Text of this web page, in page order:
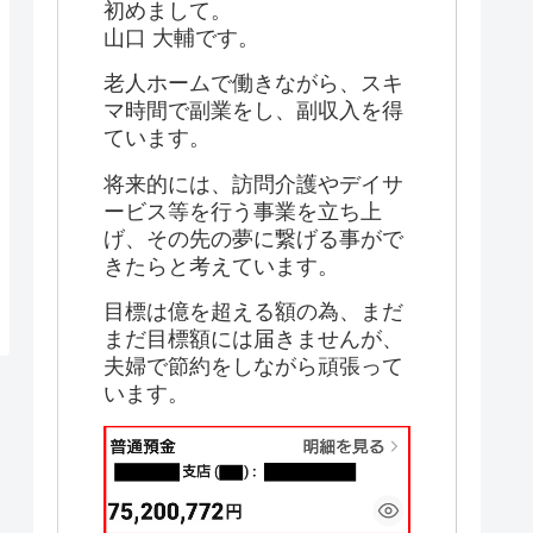
初めまして。
山口 大輔です。
老人ホームで働きながら、スキ
マ時間で副業をし、副収入を得
ています。
将来的には、訪問介護やデイサ
ービス等を行う事業を立ち上
げ、その先の夢に繋げる事がで
きたらと考えています。
目標は億を超える額の為、まだ
まだ目標額には届きませんが、
夫婦で節約をしながら頑張って
います。